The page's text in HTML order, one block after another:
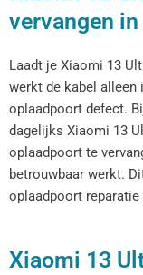
vervangen
Laadt je Xiaomi 13
werkt de kabel alleen
oplaadpoort defect.
dagelijks Xiaomi 13
oplaadpoort te
betrouwbaar werkt.
oplaadpoort
Xiaomi 13